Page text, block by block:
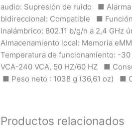
audio: Supresión de ruido ■
bidireccional: Compatible ■
Inalámbrico: 802.11 b/g/n a 2,4
Almacenamiento local: Memoria
Temperatura de funcionamiento: -
VCA-240 VCA, 50 HZ/60 HZ ■
■ Peso neto : 1038 g (36,61 oz) ■
Productos relacionados